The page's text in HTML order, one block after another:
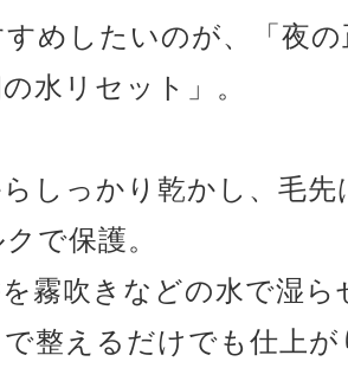
めしたいのが、「夜
水リセット」。
しっかり乾かし、毛先
で保護。
霧吹きなどの水で湿
で整えるだけでも仕上